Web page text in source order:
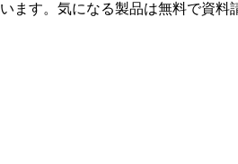
ます。気になる製品は無料で資料